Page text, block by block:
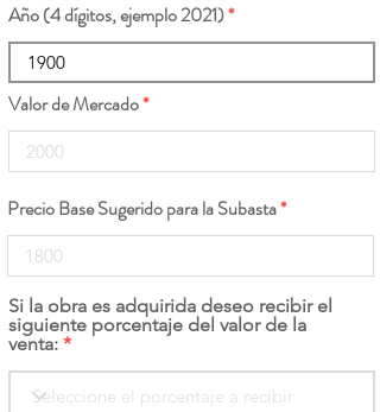
Año (4 dígitos, ejemplo 2021)
Valor de Mercado
Precio Base Sugerido para la Subasta
Si la obra es adquirida deseo recibir el
siguiente porcentaje del valor de la
venta: